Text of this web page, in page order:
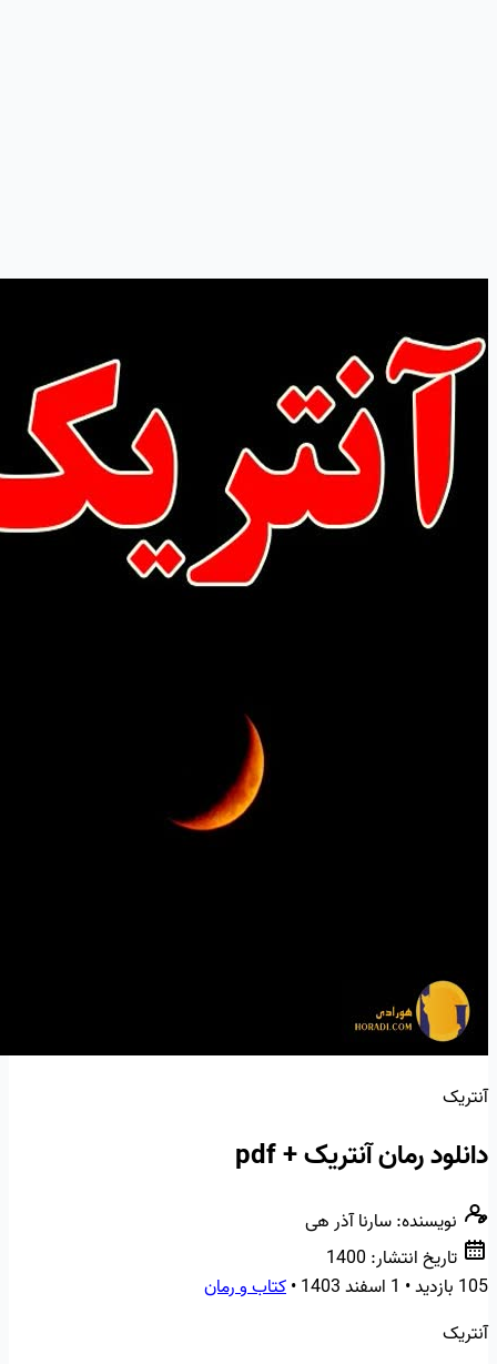
آنتریک
دانلود رمان آنتریک + pdf
نویسنده:سارنا آذر هی
تاریخ انتشار: 1400
105 بازدید
• 1 اسفند 1403 •کتاب و رمان
آنتریک